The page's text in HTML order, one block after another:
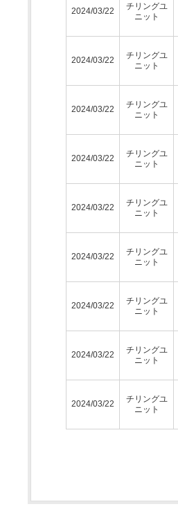
2024/03/22
チリングユ
ニット
2024/03/22
チリングユ
ニット
2024/03/22
チリングユ
ニット
2024/03/22
チリングユ
ニット
2024/03/22
チリングユ
ニット
2024/03/22
チリングユ
ニット
2024/03/22
チリングユ
ニット
2024/03/22
チリングユ
ニット
2024/03/22
チリングユ
ニット